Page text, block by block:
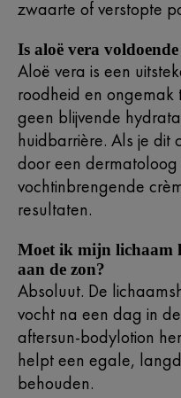
zwaarte of verstopte
Is aloë vera
Aloë vera is een
roodheid en
geen blijvende
huidbarrière. Als je dit
door een
vochtinbrengende
resultaten.
Moet ik mijn lichaam
aan de zon?
Absoluut. De
vocht na een dag in
aftersun-bodylotion
helpt een egale,
behouden.